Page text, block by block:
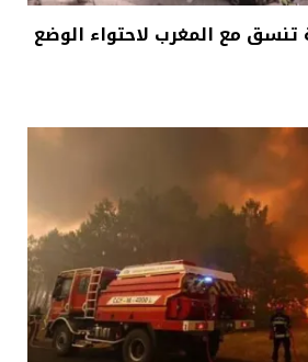
تنسق مع المغرب لاحتواء الوضع